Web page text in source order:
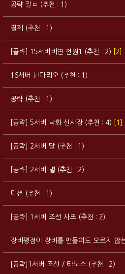
공략 질ㅁ (추천 : 1)
결제 (추천 : 1)
[골략] 15서버비연 전원1 (추천 : 2) [2]
16서버 난다리오 (추천 : 1)
공략 (추천 : 1)
[공략] 5서버 낙화 신사장 (추천 : 4) [1]
[공략] 2서버 달 (추천 : 1)
[공략] 2서버 별 (추천 : 2)
미션 (추천 : 1)
[공략] 1서버 조선 사또 (추천 : 2)
장비평점이 장비를 만들어도 오르지
[공략]1서버 조선 / 타노스 (추천 : 2)